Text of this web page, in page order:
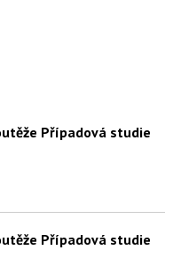
Případová studie
Případová studie